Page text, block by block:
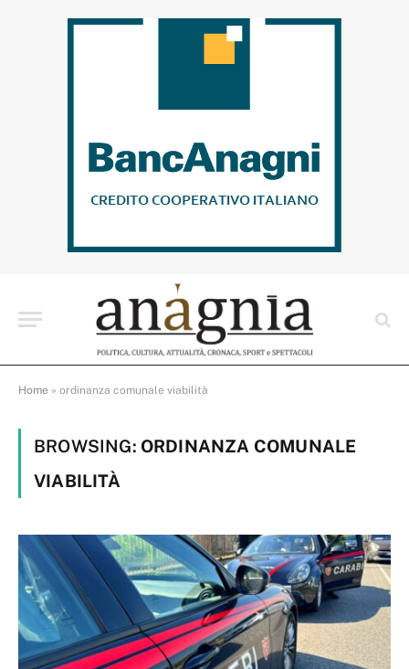
Home » ordinanza comunale viabilità
BROWSING: ORDINANZA COMUNALE
VIABILITÀ